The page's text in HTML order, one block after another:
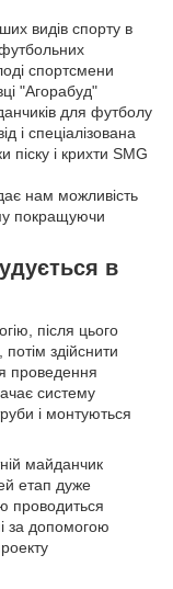
видів спорту в
спортсмени
"Агорабуд"
для футболу
і спеціалізована
і крихти SMG
нам можливість
покращуючи
в
після цього
здійснити
проведення
систему
і монтуються
майданчик
етап дуже
проводиться
за допомогою